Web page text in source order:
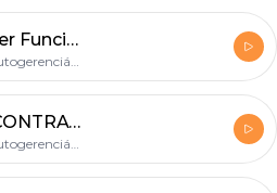
#110 - Promover Funcionário a LÍDER ou Contratar alguém de fora?
Podcast Empresa Autogerenciável | Marcelo Germano
#109 - Como CONTRATAR e TREINAR novos colaboradores
Podcast Empresa Autogerenciável | Marcelo Germano